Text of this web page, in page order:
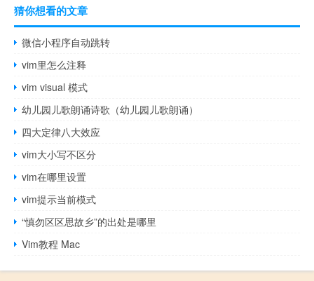
猜你想看的文章
微信小程序自动跳转
vim里怎么注释
vim visual 模式
幼儿园儿歌朗诵诗歌（幼儿园儿歌朗诵）
四大定律八大效应
vim大小写不区分
vim在哪里设置
vim提示当前模式
“慎勿区区思故乡”的出处是哪里
Vim教程 Mac